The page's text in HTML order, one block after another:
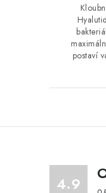
postaví
4.9